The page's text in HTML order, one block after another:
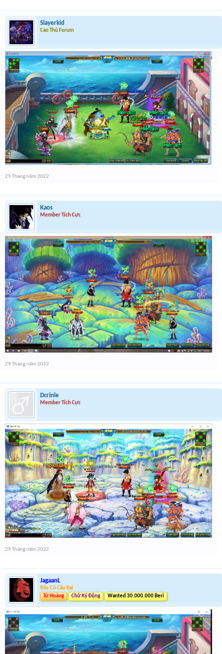
Slayerkid
Cao Thủ Forum
29 Tháng năm 2022
Kaos
Member Tích Cực
29 Tháng năm 2022
Dcrinle
Member Tích Cực
29 Tháng năm 2022
JagaanL
Độc Cô Cầu Bại
Tứ Hoàng
Chữ Ký Động Wanted 30.000.000 Beri